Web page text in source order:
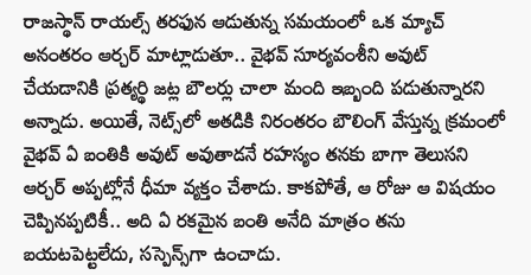
రాజస్థాన్ రాయల్స్ తరఫున ఆడుతున్న సమయంలో ఒక మ్యాచ్
అనంతరం ఆర్చర్ మాట్లాడుతూ.. వైభవ్ సూర్యవంశీని అవుట్
చేయడానికి ప్రత్యర్థి జట్ల బౌలర్లు చాలా మంది ఇబ్బంది పడుతున్నారని
అన్నాడు. అయితే, నెట్స్‌లో అతడికి నిరంతరం బౌలింగ్ వేస్తున్న క్రమంలో
వైభవ్ ఏ బంతికి అవుట్ అవుతాడనే రహస్యం తనకు బాగా తెలుసని
ఆర్చర్ అప్పట్లోనే ధీమా వ్యక్తం చేశాడు. కాకపోతే, ఆ రోజు ఆ విషయం
చెప్పినప్పటికీ.. అది ఏ రకమైన బంతి అనేది మాత్రం తను
బయటపెట్టలేదు, సస్పెన్స్‌గా ఉంచాడు.